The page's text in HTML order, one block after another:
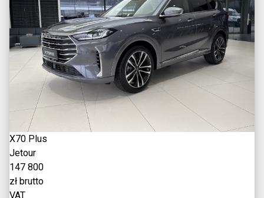
X70 Plus
Jetour
147 800
zł brutto
VAT